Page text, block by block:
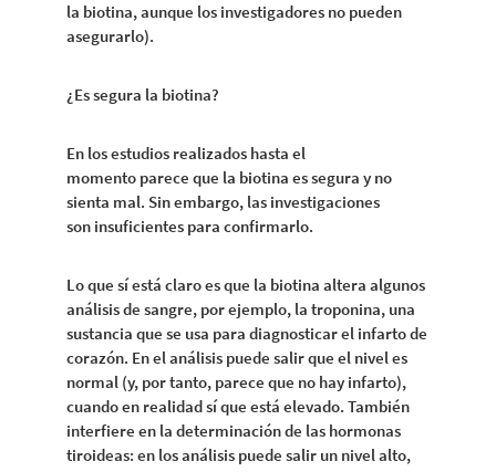
la biotina, aunque los investigadores no pueden
asegurarlo).
¿Es segura la biotina?
En los estudios realizados hasta el
momento parece que la biotina es segura y no
sienta mal. Sin embargo, las investigaciones
son insuficientes para confirmarlo.
Lo que sí está claro es que la biotina altera algunos
análisis de sangre, por ejemplo, la troponina, una
sustancia que se usa para diagnosticar el infarto de
corazón. En el análisis puede salir que el nivel es
normal (y, por tanto, parece que no hay infarto),
cuando en realidad sí que está elevado. También
interfiere en la determinación de las hormonas
tiroideas: en los análisis puede salir un nivel alto,